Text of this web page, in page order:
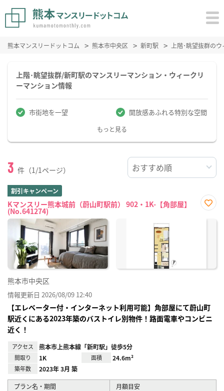
熊本マンスリードットコム 熊本市中央区 新町駅 上階･眺望抜群の
上階･眺望抜群/新町駅のマンスリーマンション・ウィークリ
ーマンション情報
市街地を一望 開放感あふれる特別な空間
もっと見る
3 件（1/1ページ）
割引キャンペーン
Kマンスリー熊本城前（蔚山町駅前） 902・1K-【角部屋】
(No.641274)
に入
熊本市中央区
情報更新日 2026/08/09 12:40
【エレベーター付・インターネット利用可能】角部屋にて蔚山町
駅近くにある2023年築のバストイレ別物件！路面電車やコンビニ
近く！
アクセス 熊本市上熊本線「新町駅」徒歩5分
間取り 1K 面積 24.6m²
築年数 2023年 3月 築
プラン名・期間 月額目安